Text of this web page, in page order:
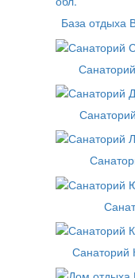
База отдыха
Санаторий